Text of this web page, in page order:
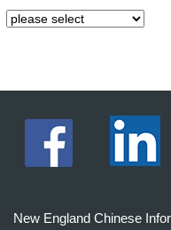
New England Chinese